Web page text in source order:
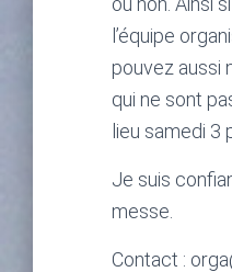
l’équipe
pouvez aussi
qui ne sont
lieu samedi 3
Je suis
messe.
Contact :